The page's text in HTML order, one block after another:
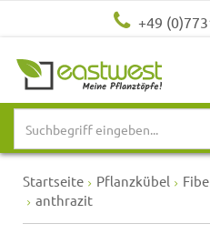
+49
Startseite Pflanzkübel
anthrazit